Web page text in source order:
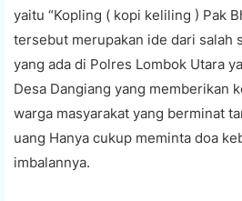
yaitu “Kopling ( kopi keliling ) Pak
tersebut merupakan ide dari salah
yang ada di Polres Lombok Utara
Desa Dangiang yang memberikan
warga masyarakat yang berminat
uang Hanya cukup meminta doa
imbalannya.